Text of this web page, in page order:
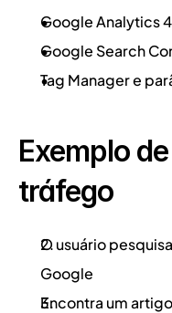
Google Analytics
Google Search
Tag Manager e
Exemplo
tráfego
O usuário
Google
Encontra um